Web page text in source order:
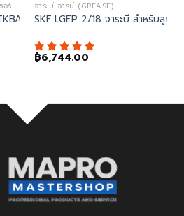
เครื่องมือตั้งแนวสายพานด้วยเลเซอร์ (BELT ALIGNMENT TOOLS)
40 – Belt Alignment
จาระบี จารบี (GREASE)
SKF LGEP 2/18 จาระบี สำหรับลูกปื
฿6,744.00
Tool)